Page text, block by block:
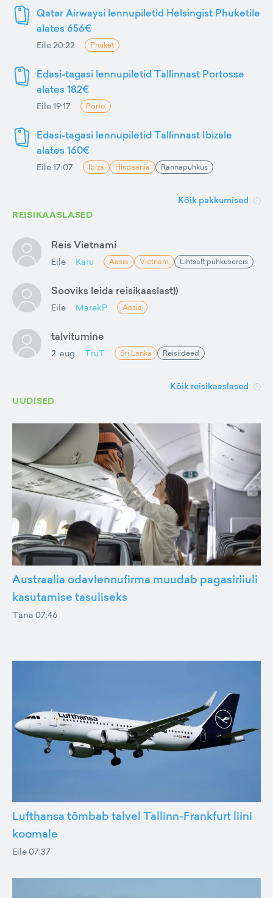
Qatar Airwaysi lennupiletid Helsingist Phuketile
alates 656€
Eile 20:22 Phuket
Edasi-tagasi lennupiletid Tallinnast Portosse
alates 182€
Eile 19:17 Porto
Edasi-tagasi lennupiletid Tallinnast Ibizale
alates 160€
Eile 17:07 Ibiza Hispaania Rannapuhkus
Kõik pakkumised
REISIKAASLASED
Reis Vietnami
Eile Karu Aasia Vietnam Lihtsalt puhkusereis
Sooviks leida reisikaaslast))
Eile MarekP Aasia
talvitumine
2. aug TruT Sri Lanka Reisiideed
Kõik reisikaaslased
UUDISED
Austraalia odavlennufirma muudab pagasiriiuli
kasutamise tasuliseks
Täna 07:46
Lufthansa tõmbab talvel Tallinn-Frankfurt liini
koomale
Eile 07:37